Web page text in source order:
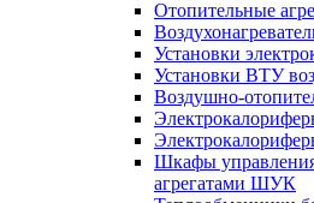
Отопительные
Установки
Установки ВТУ
Воздушно-
Шкафы
агрегатами ШУК